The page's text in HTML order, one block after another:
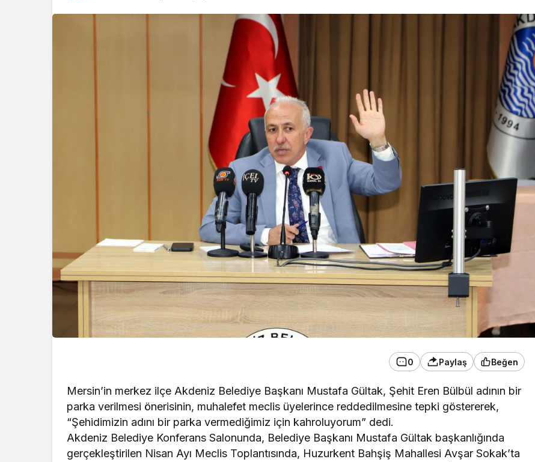
0 Paylaş Beğen
Mersin’in merkez ilçe Akdeniz Belediye Başkanı Mustafa Gültak, Şehit Eren Bülbül adının bir
parka verilmesi önerisinin, muhalefet meclis üyelerince reddedilmesine tepki göstererek,
“Şehidimizin adını bir parka vermediğimiz için kahroluyorum” dedi.
Akdeniz Belediye Konferans Salonunda, Belediye Başkanı Mustafa Gültak başkanlığında
gerçekleştirilen Nisan Ayı Meclis Toplantısında, Huzurkent Bahşiş Mahallesi Avşar Sokak’ta
Sakinlerinin Sorunları
Kaymakam Tetikoğlu’na